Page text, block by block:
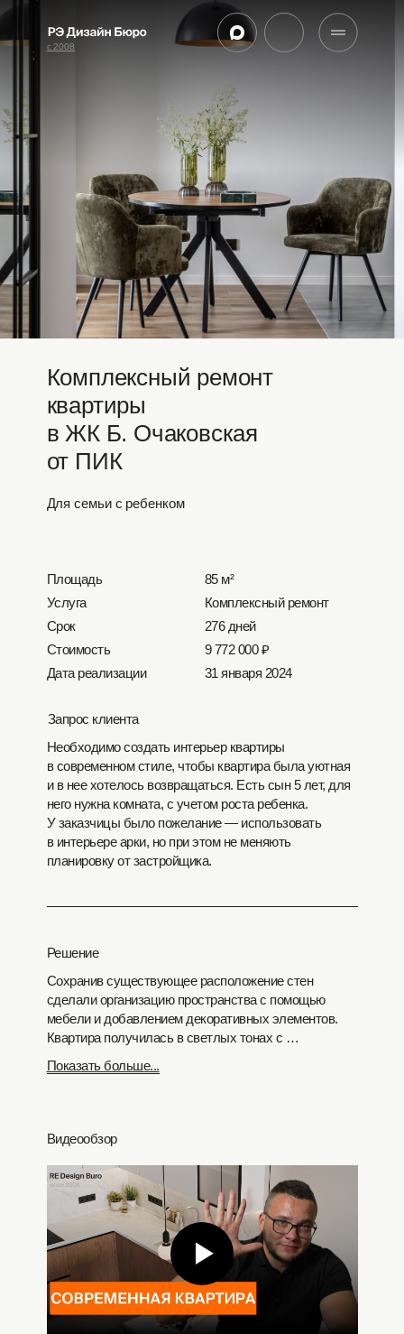
с 2008
Комплексный ремонт
квартиры
в ЖК Б. Очаковская
от ПИК
Для семьи с ребенком
Площадь
Услуга
Срок
Стоимость
Дата реализации
85 м²
Комплексный ремонт
276 дней
9 772 000 ₽
31 января 2024
Запрос клиента
Необходимо создать интерьер квартиры
в современном стиле, чтобы квартира была уютная
и в нее хотелось возвращаться. Есть сын 5 лет, для
него нужна комната, с учетом роста ребенка.
У заказчицы было пожелание — использовать
в интерьере арки, но при этом не меняють
планировку от застройщика.
Показать больше...
Решение
Сохранив существующее расположение стен
сделали организацию пространства с помощью
мебели и добавлением декоративных элементов.
Квартира получилась в светлых тонах с …
Видеообзор